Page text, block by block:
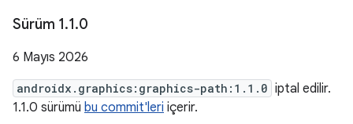
Sürüm 1.1.0
6 Mayıs 2026
androidx.graphics:graphics-path:1.1.0 iptal edilir.
1.1.0 sürümü bu commit'leri içerir.